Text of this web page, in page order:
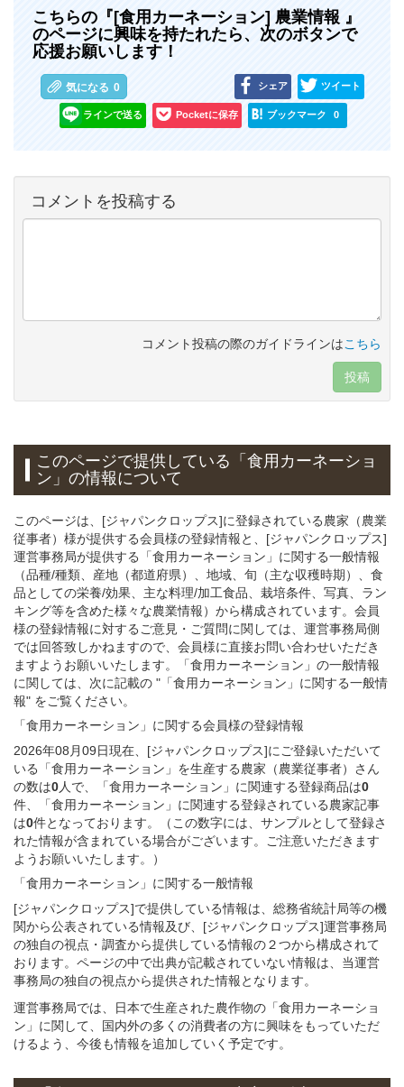
こちらの『[食用カーネーション] 農業情報 』
のページに興味を持たれたら、次のボタンで
応援お願いします！
気になる 0 シェア ツイート
ラインで送る Pocketに保存 ブックマーク 0
コメントを投稿する
コメント投稿の際のガイドラインはこちら
投稿
このページで提供している 「食用カーネーショ
ン」の情報について
このページは、[ジャパンクロップス]に登録されている農家（農業
従事者）様が提供する会員様の登録情報と、[ジャパンクロップス]
運営事務局が提供する「食用カーネーション」に関する一般情報
（品種/種類、産地（都道府県）、地域、旬（主な収穫時期）、食
品としての栄養/効果、主な料理/加工食品、栽培条件、写真、ラン
キング等を含めた様々な農業情報）から構成されています。会員
様の登録情報に対するご意見・ご質問に関しては、運営事務局側
では回答致しかねますので、会員様に直接お問い合わせいただき
ますようお願いいたします。「食用カーネーション」の一般情報
に関しては、次に記載の "「食用カーネーション」に関する一般情
報" をご覧ください。
「食用カーネーション」 に関する会員様の登録情報
2026年08月09日現在、[ジャパンクロップス]にご登録いただいて
いる「食用カーネーション」を生産する農家（農業従事者）さん
の数は0人で、「食用カーネーション」に関連する登録商品は0
件、「食用カーネーション」に関連する登録されている農家記事
は0件となっております。（この数字には、サンプルとして登録さ
れた情報が含まれている場合がございます。ご注意いただきます
ようお願いいたします。）
「食用カーネーション」 に関する一般情報
[ジャパンクロップス]で提供している情報は、総務省統計局等の機
関から公表されている情報及び、[ジャパンクロップス]運営事務局
の独自の視点・調査から提供している情報の２つから構成されて
おります。ページの中で出典が記載されていない情報は、当運営
事務局の独自の視点から提供された情報となります。
運営事務局では、日本で生産された農作物の「食用カーネーショ
ン」に関して、国内外の多くの消費者の方に興味をもっていただ
けるよう、今後も情報を追加していく予定です。